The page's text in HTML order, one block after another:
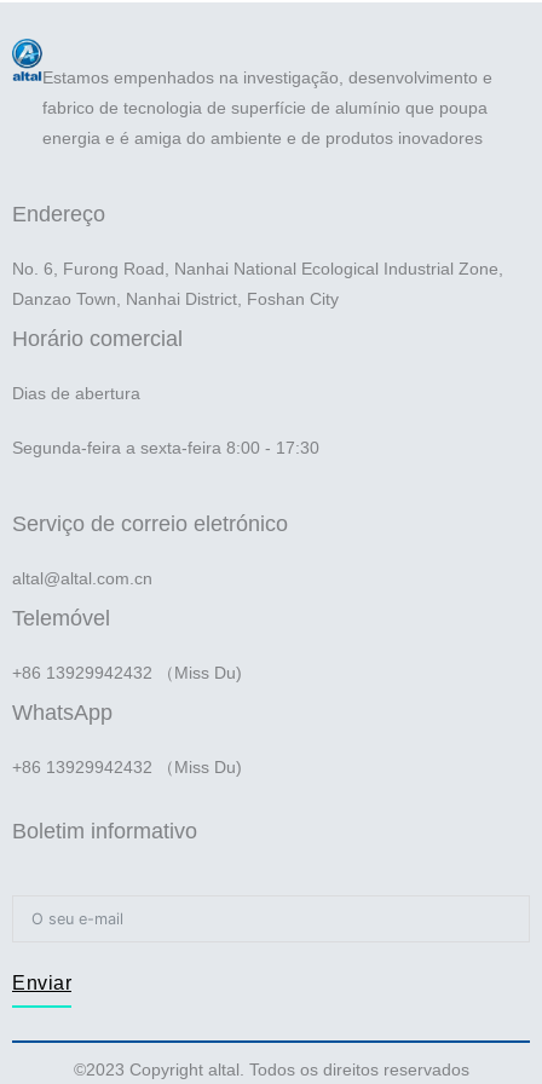
Estamos empenhados na investigação, desenvolvimento e
fabrico de tecnologia de superfície de alumínio que poupa
energia e é amiga do ambiente e de produtos inovadores
Endereço
No. 6, Furong Road, Nanhai National Ecological Industrial Zone,
Danzao Town, Nanhai District, Foshan City
Horário comercial
Dias de abertura
Segunda-feira a sexta-feira 8:00 - 17:30
Serviço de correio eletrónico
altal@altal.com.cn
Telemóvel
+86 13929942432 （Miss Du)
WhatsApp
+86 13929942432 （Miss Du)
Boletim informativo
Enviar
©2023 Copyright altal. Todos os direitos reservados